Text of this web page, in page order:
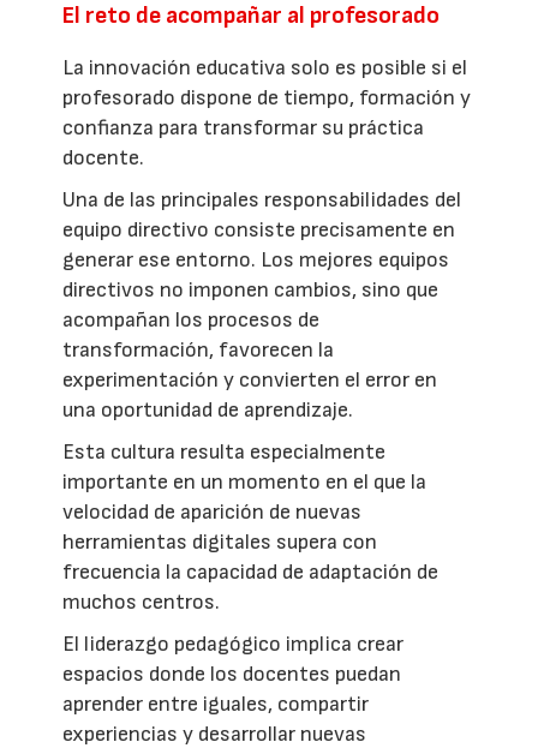
El reto de acompañar al profesorado
La innovación educativa solo es posible si el
profesorado dispone de tiempo, formación y
confianza para transformar su práctica
docente.
Una de las principales responsabilidades del
equipo directivo consiste precisamente en
generar ese entorno. Los mejores equipos
directivos no imponen cambios, sino que
acompañan los procesos de
transformación, favorecen la
experimentación y convierten el error en
una oportunidad de aprendizaje.
Esta cultura resulta especialmente
importante en un momento en el que la
velocidad de aparición de nuevas
herramientas digitales supera con
frecuencia la capacidad de adaptación de
muchos centros.
El liderazgo pedagógico implica crear
espacios donde los docentes puedan
aprender entre iguales, compartir
experiencias y desarrollar nuevas